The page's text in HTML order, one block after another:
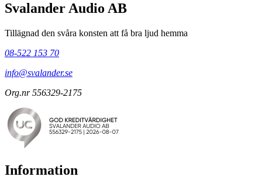
Svalander Audio AB
Tillägnad den svåra konsten att få bra ljud hemma
08-522 153 70
info@svalander.se
Org.nr 556329-2175
Information